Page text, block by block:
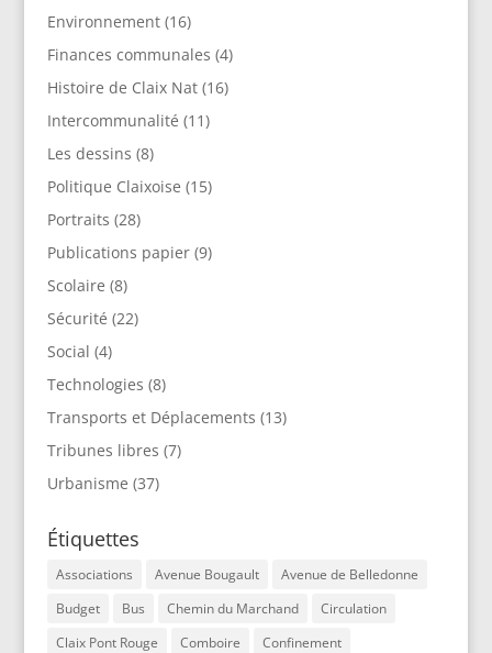
Environnement(16)
Finances communales (4)
Histoire de Claix Nat(16)
Intercommunalité (11)
Les dessins (8)
Politique Claixoise (15)
Portraits (28)
Publications papier(9)
Scolaire (8)
Sécurité (22)
Social (4)
Technologies (8)
Transports et Déplacements (13)
Tribunes libres (7)
Urbanisme (37)
Étiquettes
Associations Avenue Bougault
Avenue de Belledonne
Budget
Bus Chemin du Marchand
Circulation
Claix Pont Rouge
Comboire
Confinement